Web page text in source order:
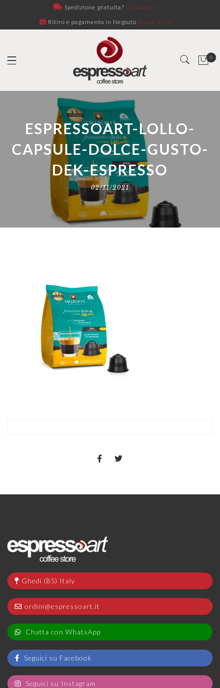
Spedizione gratuita? Clicca qui!
Ritiro e pagamento in Negozio Scopri di più
0
ESPRESSOART-LOLLO-
CAPSULE-DOLCE-GUSTO-
DEK-ESPRESSO
02/11/2021
Ghedi (BS) Italy
ordini@espressoart.it
Chatta con WhatsApp
Seguici su Facebook
Seguici su Instagram